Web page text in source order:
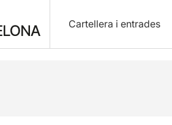
Cartellera i entrades